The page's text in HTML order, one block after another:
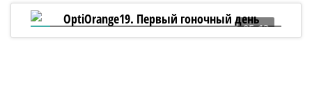
05:13
OptiOrange19. Первый гоночный день